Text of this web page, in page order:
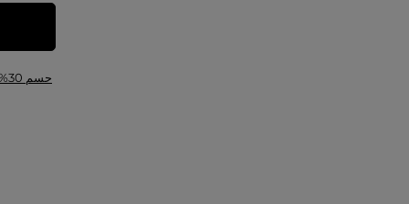
حسم 30%